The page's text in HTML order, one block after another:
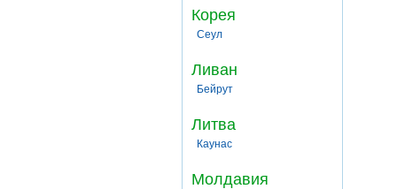
Корея
Сеул
Ливан
Бейрут
Литва
Каунас
Молдавия